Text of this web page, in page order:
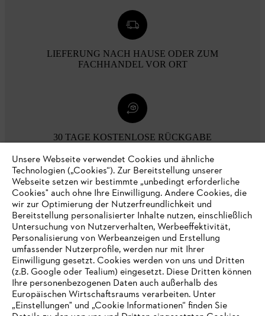
LIEFERUNG NACH HAUSE ODER ZUM
FACHHANDEL VOR ORT
30 TAGE KOSTENLOSE RÜCKGABE
Zahlungsmöglichkeiten
Unternehmen
Unsere Webseite verwendet Cookies und ähnliche
Technologien („Cookies“). Zur Bereitstellung unserer
Webseite setzen wir bestimmte „unbedingt erforderliche
Cookies" auch ohne Ihre Einwilligung. Andere Cookies, die
wir zur Optimierung der Nutzerfreundlichkeit und
Bereitstellung personalisierter Inhalte nutzen, einschließlich
Untersuchung von Nutzerverhalten, Werbeeffektivität,
Personalisierung von Werbeanzeigen und Erstellung
umfassender Nutzerprofile, werden nur mit Ihrer
Einwilligung gesetzt. Cookies werden von uns und Dritten
(z.B. Google oder Tealium) eingesetzt. Diese Dritten können
Ihre personenbezogenen Daten auch außerhalb des
Europäischen Wirtschaftsraums verarbeiten. Unter
„Einstellungen" und „Cookie Informationen“ finden Sie